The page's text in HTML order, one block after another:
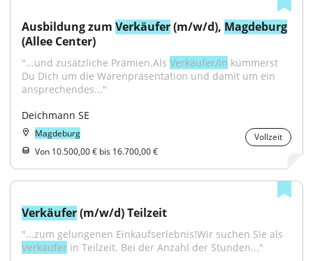
Ausbildung zum Verkäufer (m/w/d), Magdeburg
(Allee Center)
"...und zusätzliche Prämien.Als Verkäufer/in kümmerst
Du Dich um die Warenpräsentation und damit um ein
ansprechendes..."
Deichmann SE
Magdeburg
Vollzeit
Von 10.500,00 € bis 16.700,00 €
Verkäufer (m/w/d) Teilzeit
Verkäufer in Teilzeit. Bei der Anzahl der Stunden..."